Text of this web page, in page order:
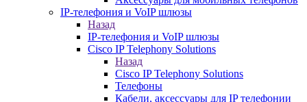
IP-телефония и VoIP шлюзы
Назад
IP-телефония и VoIP шлюзы
Cisco IP Telephony Solutions
Назад
Cisco IP Telephony Solutions
Телефоны
Кабели, аксессуары для IP телефонии